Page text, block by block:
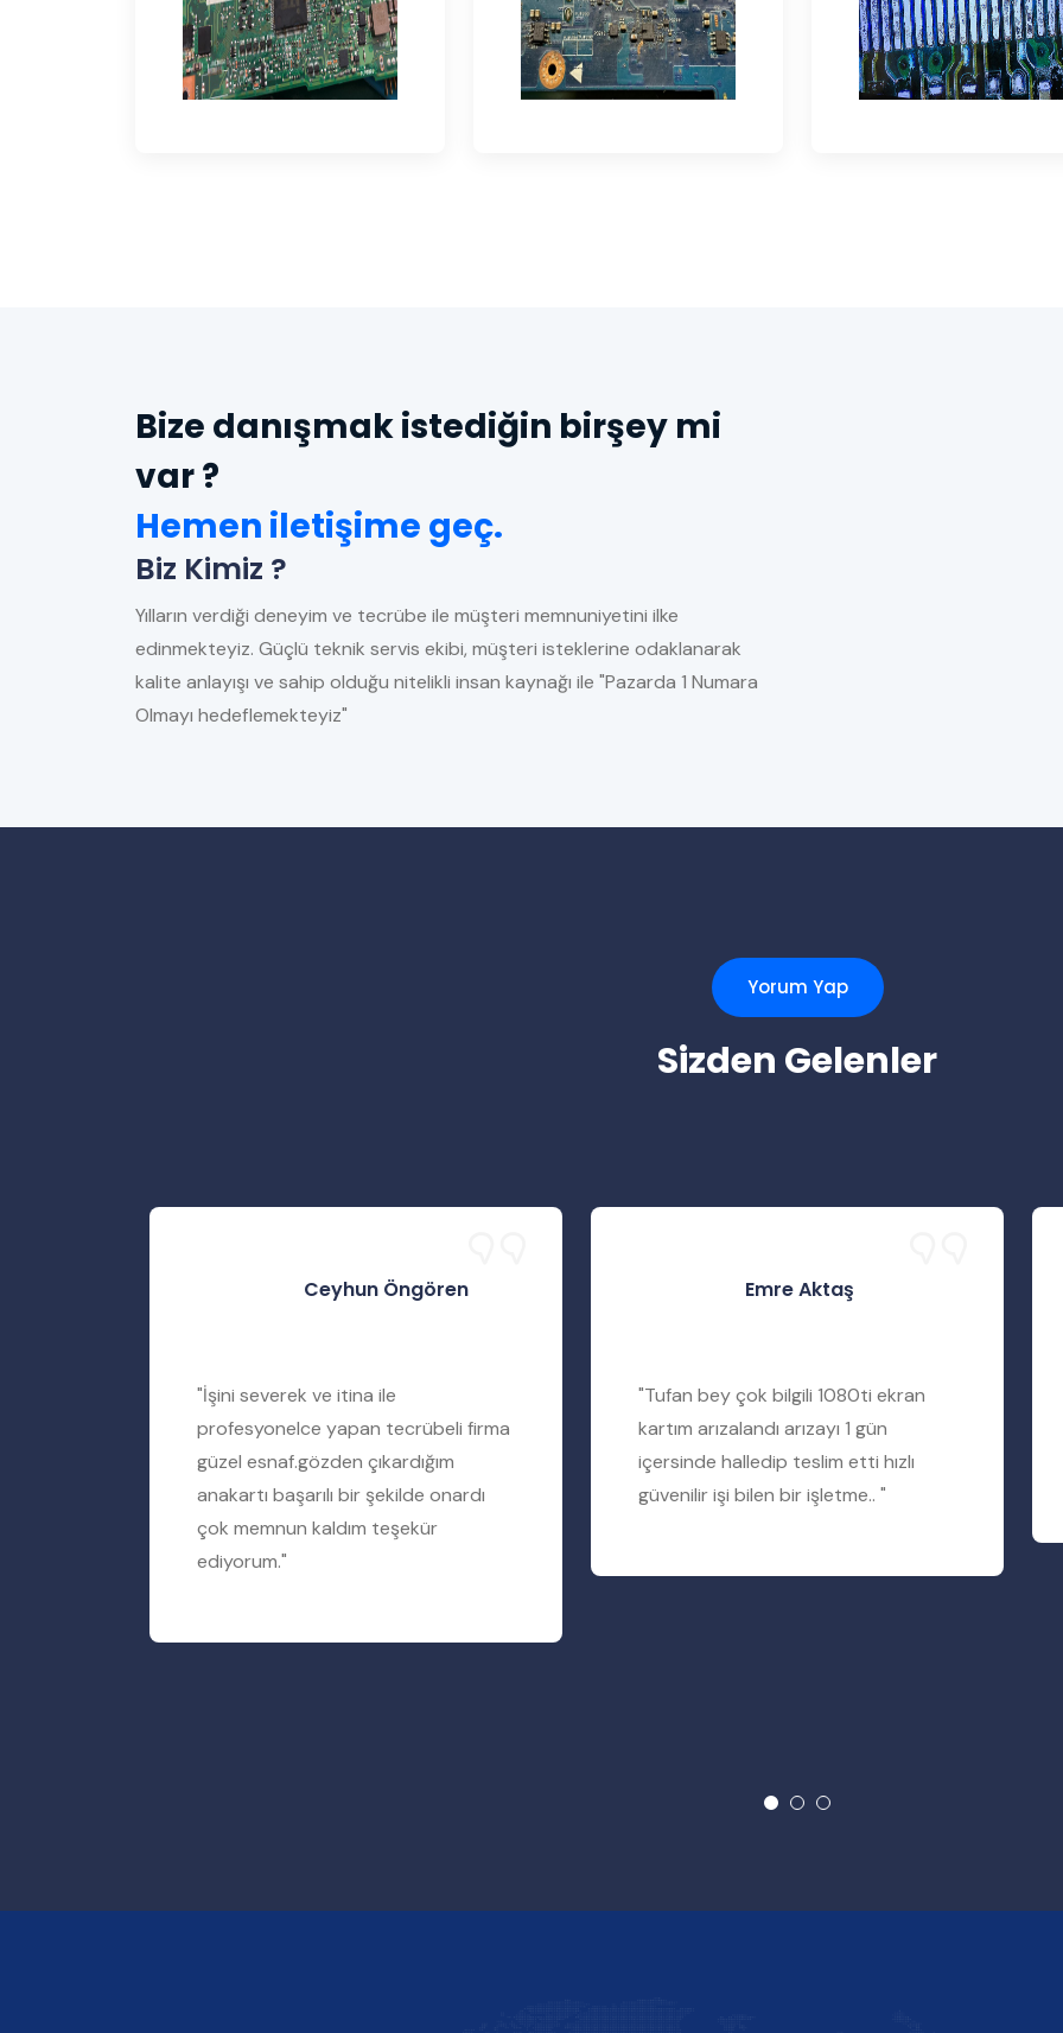
Bize danışmak istediğin birşey mi
var ?
Hemen iletişime geç.
Biz Kimiz ?
Yılların verdiği deneyim ve tecrübe ile müşteri memnuniyetini ilke
edinmekteyiz. Güçlü teknik servis ekibi, müşteri isteklerine odaklanarak
kalite anlayışı ve sahip olduğu nitelikli insan kaynağı ile "Pazarda 1 Numara
Olmayı hedeflemekteyiz"
Yorum Yap
Sizden Gelenler
Ceyhun Öngören
"İşini severek ve itina ile
profesyonelce yapan tecrübeli firma
güzel esnaf.gözden çıkardığım
anakartı başarılı bir şekilde onardı
çok memnun kaldım teşekür
ediyorum."
Emre Aktaş
"Tufan bey çok bilgili 1080ti ekran
kartım arızalandı arızayı 1 gün
içersinde halledip teslim etti hızlı
güvenilir işi bilen bir işletme.. "